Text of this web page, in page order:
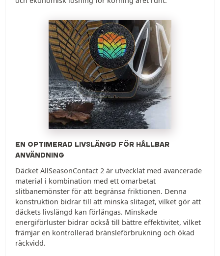
EN OPTIMERAD LIVSLÄNGD FÖR HÅLLBAR
ANVÄNDNING
Däcket AllSeasonContact 2 är utvecklat med avancerade
material i kombination med ett omarbetat
slitbanemönster för att begränsa friktionen. Denna
konstruktion bidrar till att minska slitaget, vilket gör att
däckets livslängd kan förlängas. Minskade
energiförluster bidrar också till bättre effektivitet, vilket
främjar en kontrollerad bränsleförbrukning och ökad
räckvidd.